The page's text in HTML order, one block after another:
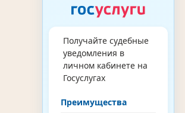
Получайте судебные
уведомления в
личном кабинете на
Госуслугах
Преимущества